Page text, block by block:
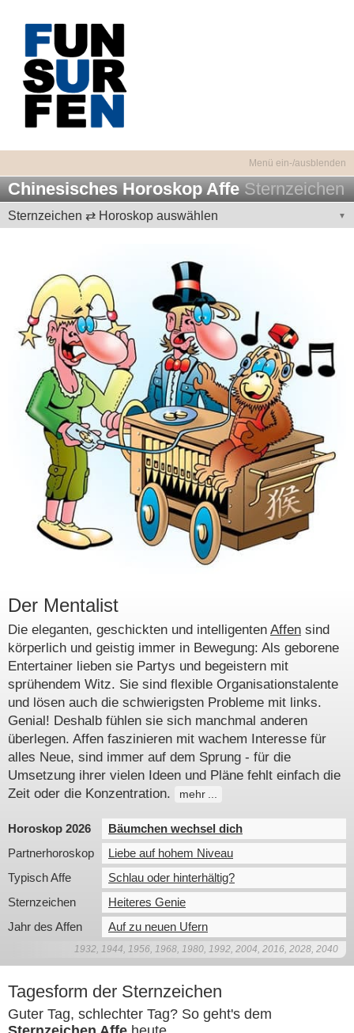
Chinesisches Horoskop AffeSternzeichen
Sternzeichen ⇄ Horoskop auswählen
Der Mentalist
Die eleganten, geschickten und intelligenten Affen sind
körperlich und geistig immer in Bewegung: Als geborene
Entertainer lieben sie Partys und begeistern mit
sprühendem Witz. Sie sind flexible Organisationstalente
und lösen auch die schwierigsten Probleme mit links.
Genial! Deshalb fühlen sie sich manchmal anderen
überlegen. Affen faszinieren mit wachem Interesse für
alles Neue, sind immer auf dem Sprung - für die
Umsetzung ihrer vielen Ideen und Pläne fehlt einfach die
Zeit oder die Konzentration.
mehr
Horoskop 2026
Bäumchen wechsel dich
Partnerhoroskop
Liebe auf hohem Niveau
Typisch Affe
Schlau oder hinterhältig?
Sternzeichen
Heiteres Genie
Jahr des Affen
Auf zu neuen Ufern
1932, 1944, 1956, 1968, 1980, 1992, 2004, 2016, 2028, 2040
Tagesform der Sternzeichen
Guter Tag, schlechter Tag? So geht's dem